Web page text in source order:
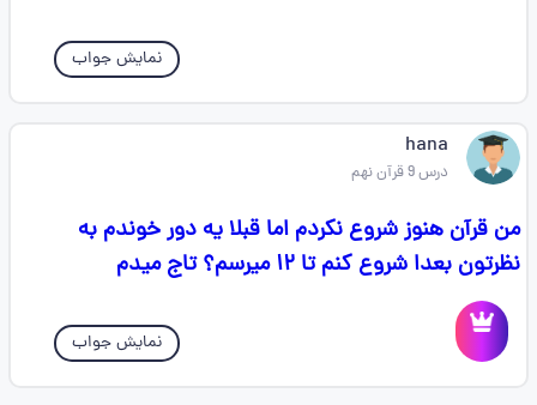
نمایش جواب
hana
درس 9 قرآن نهم
من قرآن هنوز شروع نکردم اما قبلا یه دور خوندم به
نظرتون بعدا شروع کنم تا ۱۲ میرسم؟ تاج میدم
نمایش جواب